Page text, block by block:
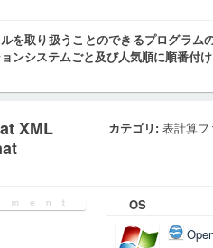
を取り扱うことのできるプログラム
ンシステムごと及び人気順に順番付け
XML
カテゴリ: 表計算フ
OS